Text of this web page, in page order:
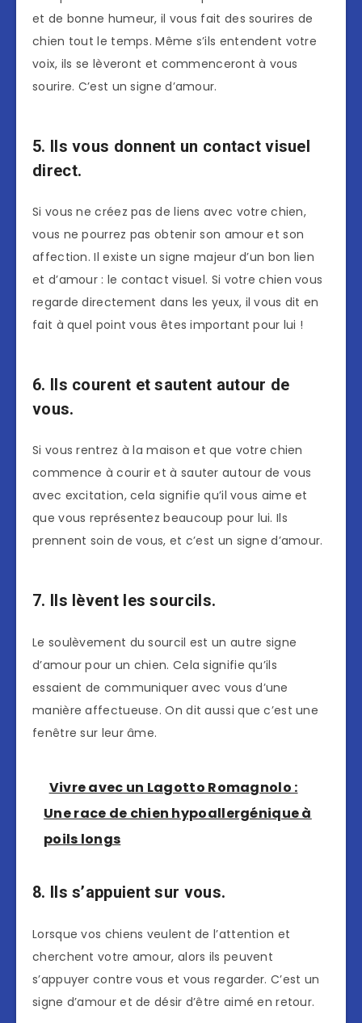
et de bonne humeur, il vous fait des sourires de
chien tout le temps. Même s’ils entendent votre
voix, ils se lèveront et commenceront à vous
sourire. C’est un signe d’amour.
5. Ils vous donnent un contact visuel
direct.
Si vous ne créez pas de liens avec votre chien,
vous ne pourrez pas obtenir son amour et son
affection. Il existe un signe majeur d’un bon lien
et d’amour : le contact visuel. Si votre chien vous
regarde directement dans les yeux, il vous dit en
fait à quel point vous êtes important pour lui !
6. Ils courent et sautent autour de
vous.
Si vous rentrez à la maison et que votre chien
commence à courir et à sauter autour de vous
avec excitation, cela signifie qu’il vous aime et
que vous représentez beaucoup pour lui. Ils
prennent soin de vous, et c’est un signe d’amour.
7. Ils lèvent les sourcils.
Le soulèvement du sourcil est un autre signe
d’amour pour un chien. Cela signifie qu’ils
essaient de communiquer avec vous d’une
manière affectueuse. On dit aussi que c’est une
fenêtre sur leur âme.
Vivre avec un Lagotto Romagnolo :
Une race de chien hypoallergénique à
poils longs
8. Ils s’appuient sur vous.
Lorsque vos chiens veulent de l’attention et
cherchent votre amour, alors ils peuvent
s’appuyer contre vous et vous regarder. C’est un
signe d’amour et de désir d’être aimé en retour.